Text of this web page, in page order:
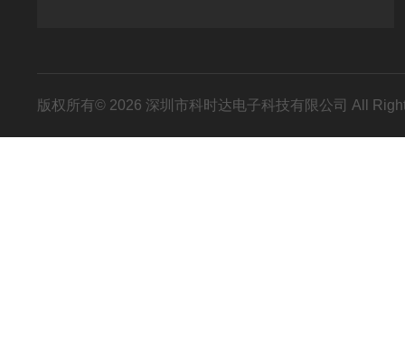
版权所有© 2026 深圳市科时达电子科技有限公司 All